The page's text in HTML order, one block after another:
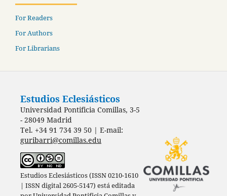
For Readers
For Authors
For Librarians
Estudios Eclesiásticos
Universidad Pontificia Comillas, 3-5
- 28049 Madrid
Tel. +34 91 734 39 50 | E-mail:
guribarri@comillas.edu
Estudios Eclesiásticos (ISSN 0210-1610
| ISSN digital 2605-5147) está editada